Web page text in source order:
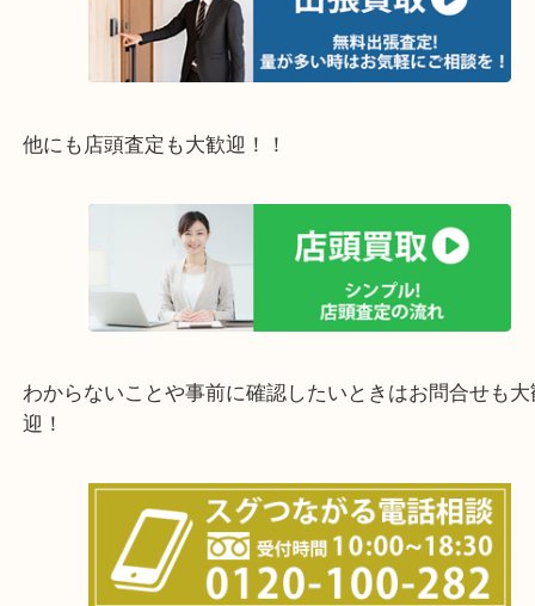
豊中市・箕面市・池田市・茨木市・吹田市・尼崎市
西宮市・宝塚市・川西市・淀川区・西淀川区・福島
上記の他にもお伺いしますのでご相談ください。
他にも店頭査定も大歓迎！！